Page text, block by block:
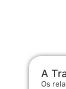
A
Os